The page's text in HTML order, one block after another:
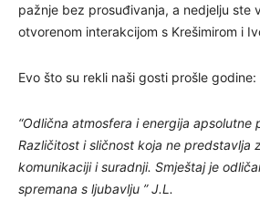
pažnje bez prosuđivanja, a nedjelju ste
otvorenom interakcijom s Krešimirom i
Evo što su rekli naši gosti prošle godine:
“Odlična atmosfera i energija apsolutne
Različitost i sličnost koja ne predstavlja
komunikaciji i suradnji. Smještaj je
spremana s ljubavlju ” J.L.